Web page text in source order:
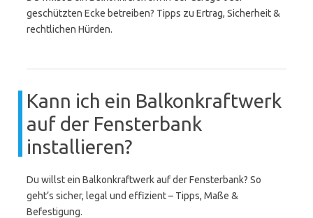
geschützten Ecke betreiben? Tipps zu Ertrag, Sicherheit &
rechtlichen Hürden.
Kann ich ein Balkonkraftwerk
auf der Fensterbank
installieren?
Du willst ein Balkonkraftwerk auf der Fensterbank? So
geht’s sicher, legal und effizient – Tipps, Maße &
Befestigung.